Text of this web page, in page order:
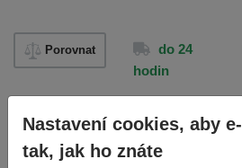
Porovnat
do 24
hodin
Základní informace
Nastavení cookies, aby
tak, jak ho znáte